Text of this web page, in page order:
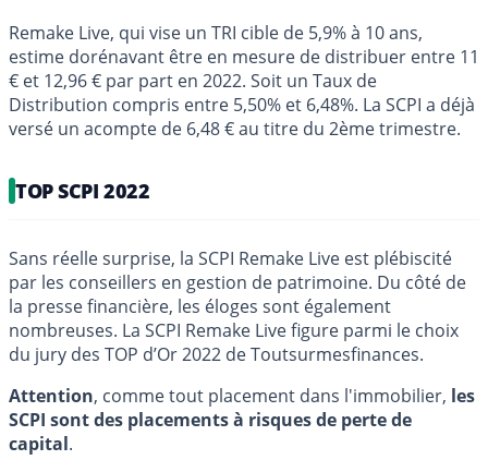
Remake Live, qui vise un TRI cible de 5,9% à 10 ans,
estime dorénavant être en mesure de distribuer entre 11
€ et 12,96 € par part en 2022. Soit un Taux de
Distribution compris entre 5,50% et 6,48%. La SCPI a déjà
versé un acompte de 6,48 € au titre du 2ème trimestre.
TOP SCPI 2022
Sans réelle surprise, la SCPI Remake Live est plébiscité
par les conseillers en gestion de patrimoine. Du côté de
la presse financière, les éloges sont également
nombreuses. La SCPI Remake Live figure parmi le choix
du jury des TOP d’Or 2022 de Toutsurmesfinances.
Attention, comme tout placement dans l'immobilier, les
SCPI sont des placements à risques de perte de
capital.